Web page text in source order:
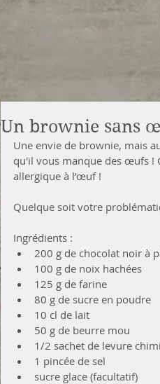
Un brownie sans
Une envie de brownie, mais
qu'il vous manque des œufs !
allergique à l’œuf !
Quelque soit votre
Ingrédients :
200 g de chocolat noir à
100 g de noix hachées
125 g de farine
80 g de sucre en poudre
10 cl de lait
50 g de beurre mou
1/2 sachet de levure
1 pincée de sel
sucre glace (facultatif)